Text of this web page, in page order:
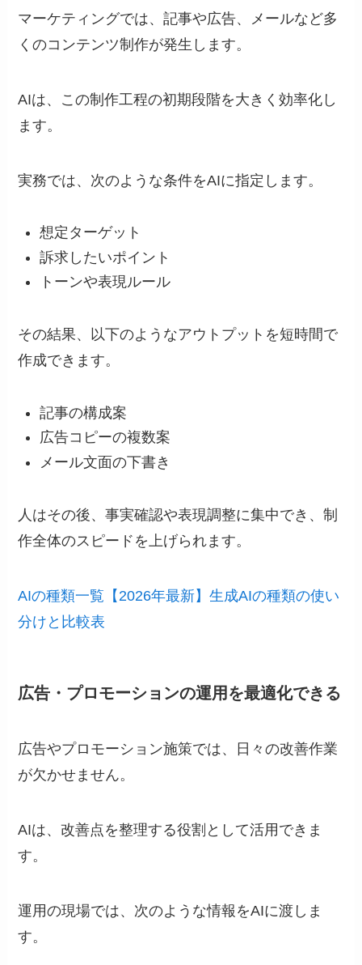
マーケティングでは、記事や広告、メールなど多
くのコンテンツ制作が発生します。
AIは、この制作工程の初期段階を大きく効率化し
ます。
実務では、次のような条件をAIに指定します。
想定ターゲット
訴求したいポイント
トーンや表現ルール
その結果、以下のようなアウトプットを短時間で
作成できます。
記事の構成案
広告コピーの複数案
メール文面の下書き
人はその後、事実確認や表現調整に集中でき、制
作全体のスピードを上げられます。
AIの種類一覧【2026年最新】生成AIの種類の使い
分けと比較表
広告・プロモーションの運用を最適化できる
広告やプロモーション施策では、日々の改善作業
が欠かせません。
AIは、改善点を整理する役割として活用できま
す。
運用の現場では、次のような情報をAIに渡しま
す。